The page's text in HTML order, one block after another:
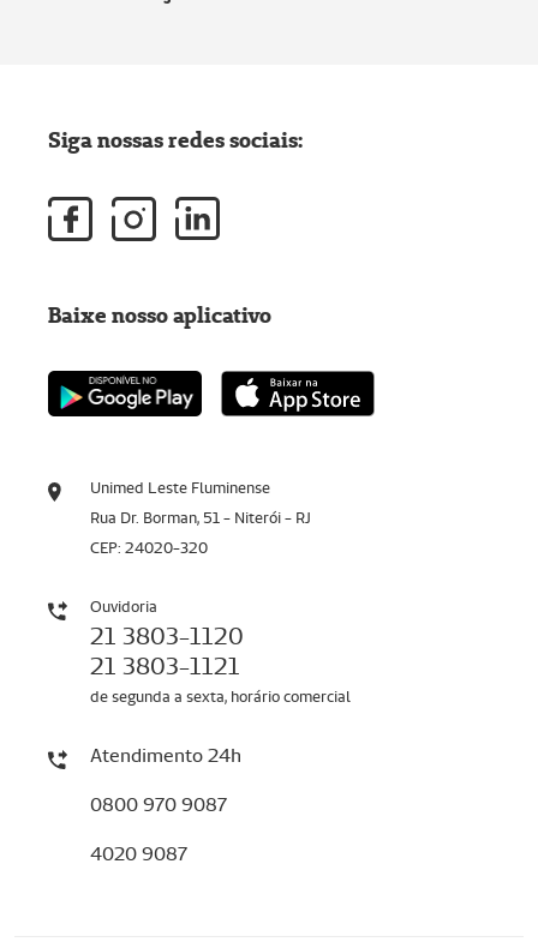
Unimed Leste Fluminense
Rua Dr. Borman, 51 - Niterói - RJ
CEP: 24020-320
Ouvidoria
21 3803-1120
21 3803-1121
de segunda a sexta, horário comercial
Atendimento 24h
0800 970 9087
4020 9087
Siga nossas redes sociais:
Baixe nosso aplicativo